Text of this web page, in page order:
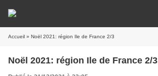
Accueil » Noël 2021: région Ile de France 2/3
Noël 2021: région Ile de France 2/3